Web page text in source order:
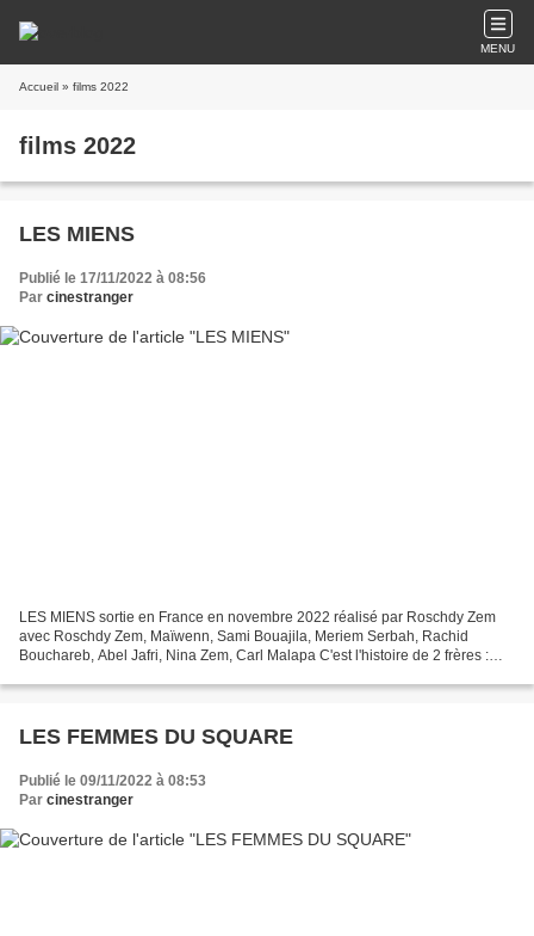
MENU
Accueil » films 2022
films 2022
LES MIENS
Publié le 17/11/2022 à 08:56
Par cinestranger
LES MIENS sortie en France en novembre 2022 réalisé par Roschdy Zem
avec Roschdy Zem, Maïwenn, Sami Bouajila, Meriem Serbah, Rachid
Bouchareb, Abel Jafri, Nina Zem, Carl Malapa C'est l'histoire de 2 frères :
LES FEMMES DU SQUARE
Publié le 09/11/2022 à 08:53
Par cinestranger